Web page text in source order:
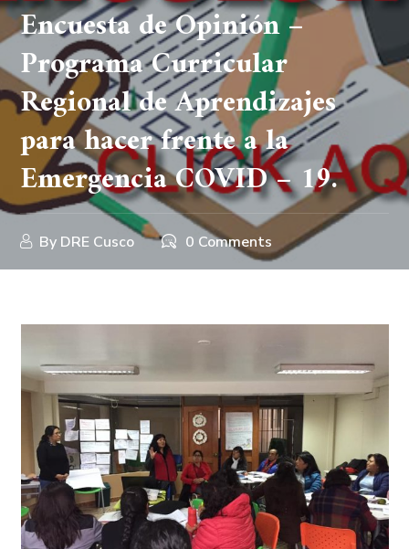
Encuesta de Opinión –
Programa Curricular
Regional de Aprendizajes
para hacer frente a la
Emergencia COVID – 19.
By DRE Cusco 0 Comments